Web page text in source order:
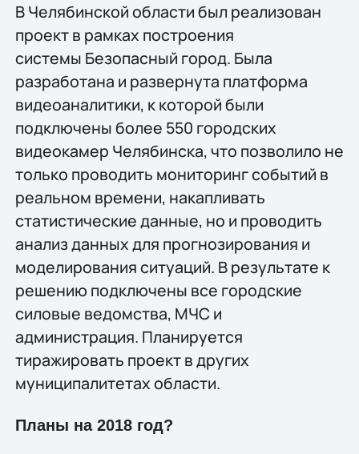
В Челябинской области был реализован
проект в рамках построения
системы Безопасный город. Была
разработана и развернута платформа
видеоаналитики, к которой были
подключены более 550 городских
видеокамер Челябинска, что позволило не
только проводить мониторинг событий в
реальном времени, накапливать
статистические данные, но и проводить
анализ данных для прогнозирования и
моделирования ситуаций. В результате к
решению подключены все городские
силовые ведомства, МЧС и
администрация. Планируется
тиражировать проект в других
муниципалитетах области.
Планы на 2018 год?